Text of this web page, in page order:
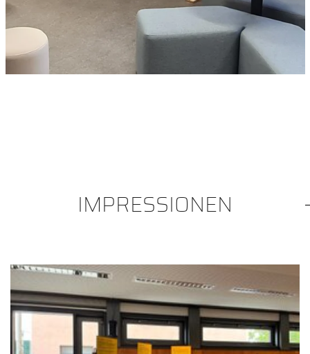
IMPRESSIONEN